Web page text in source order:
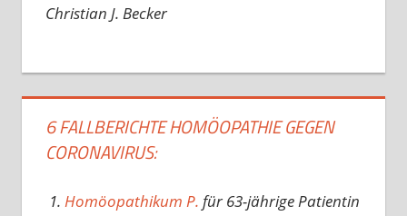
Christian J. Becker
6 FALLBERICHTE HOMÖOPATHIE GEGEN
CORONAVIRUS:
Homöopathikum P. für 63-jährige Patientin